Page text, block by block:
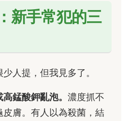
新手常犯的三
人提，但我見多了。
錳酸鉀亂泡。 濃度抓不
膚。有人以為殺菌，結